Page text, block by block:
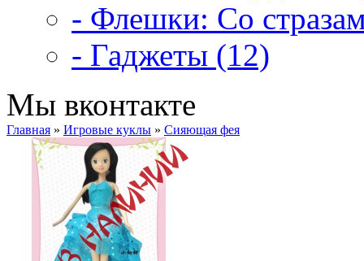
- Флешки: Со
- Гаджеты (12)
Мы вконтакте
Главная » Игровые куклы » Сияющая фея